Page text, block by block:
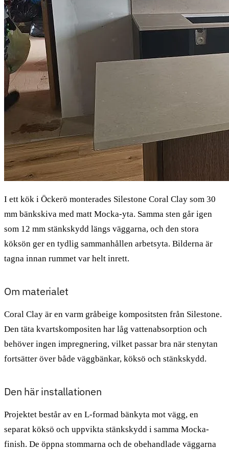
I ett kök i Öckerö monterades Silestone Coral Clay som 30
mm bänkskiva med matt Mocka-yta. Samma sten går igen
som 12 mm stänkskydd längs väggarna, och den stora
köksön ger en tydlig sammanhållen arbetsyta. Bilderna är
tagna innan rummet var helt inrett.
Om materialet
Coral Clay är en varm gråbeige kompositsten från Silestone.
Den täta kvartskompositen har låg vattenabsorption och
behöver ingen impregnering, vilket passar bra när stenytan
fortsätter över både väggbänkar, köksö och stänkskydd.
Den här installationen
Projektet består av en L-formad bänkyta mot vägg, en
separat köksö och uppvikta stänkskydd i samma Mocka-
finish. De öppna stommarna och de obehandlade väggarna